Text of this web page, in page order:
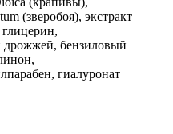
(зверобоя), экстракт
дрожжей, бензиловый
гиалуронат